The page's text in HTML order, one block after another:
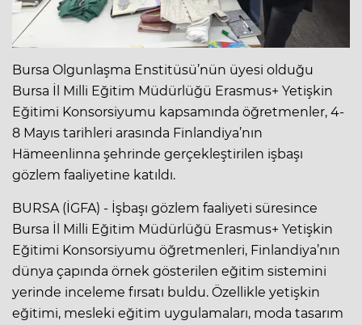
Bursa Olgunlaşma Enstitüsü’nün üyesi olduğu
Bursa İl Milli Eğitim Müdürlüğü Erasmus+ Yetişkin
Eğitimi Konsorsiyumu kapsamında öğretmenler, 4-
8 Mayıs tarihleri arasında Finlandiya’nın
Hämeenlinna şehrinde gerçekleştirilen işbaşı
gözlem faaliyetine katıldı.
BURSA (İGFA) - İşbaşı gözlem faaliyeti süresince
Bursa İl Milli Eğitim Müdürlüğü Erasmus+ Yetişkin
Eğitimi Konsorsiyumu öğretmenleri, Finlandiya’nın
dünya çapında örnek gösterilen eğitim sistemini
yerinde inceleme fırsatı buldu. Özellikle yetişkin
eğitimi, mesleki eğitim uygulamaları, moda tasarım